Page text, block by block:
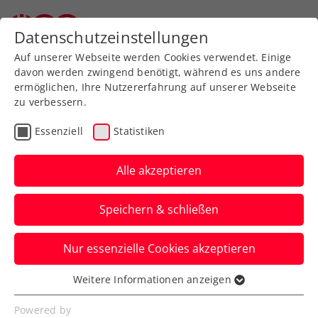
Zurück zur Newsübersicht
Inklusion
Mit VR-Tennis die Erste
Bank Open wie die Profis
erleben
Mit den Erste Bank Virtual Open gibt es
heuer erstmals ein virtuelles Pendant
zum beliebten ATP-Turnier in Wien.
Verfasst von: LAOLA1.at / Redaktion, 18.10.2023
Datenschutzeinstellungen
Auf unserer Webseite werden Cookies verwendet. Einige
davon werden zwingend benötigt, während es uns andere
ermöglichen, Ihre Nutzererfahrung auf unserer Webseite
zu verbessern.
Essenziell Statistiken
Alle akzeptieren
Speichern & schließen
Nur essenzielle Cookies akzeptieren
Essenziell
Essenzielle Cookies werden für grundlegende
Weitere Informationen anzeigen
Powered by